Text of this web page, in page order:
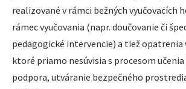
realizované v rámci bežných vyučovacích
rámec vyučovania (napr. doučovanie či
pedagogické intervencie) a tiež opatrenia
ktoré priamo nesúvisia s procesom
podpora, utváranie bezpečného